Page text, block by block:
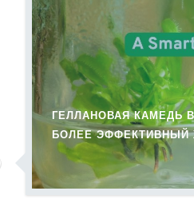
ГЕЛЛАНОВАЯ КАМЕДЬ
БОЛЕЕ